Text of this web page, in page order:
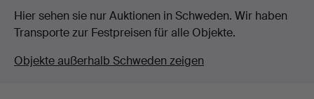
Hier sehen sie nur Auktionen in Schweden. Wir haben
Transporte zur Festpreisen für alle Objekte.
Objekte außerhalb Schweden zeigen